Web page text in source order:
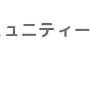
ニティー